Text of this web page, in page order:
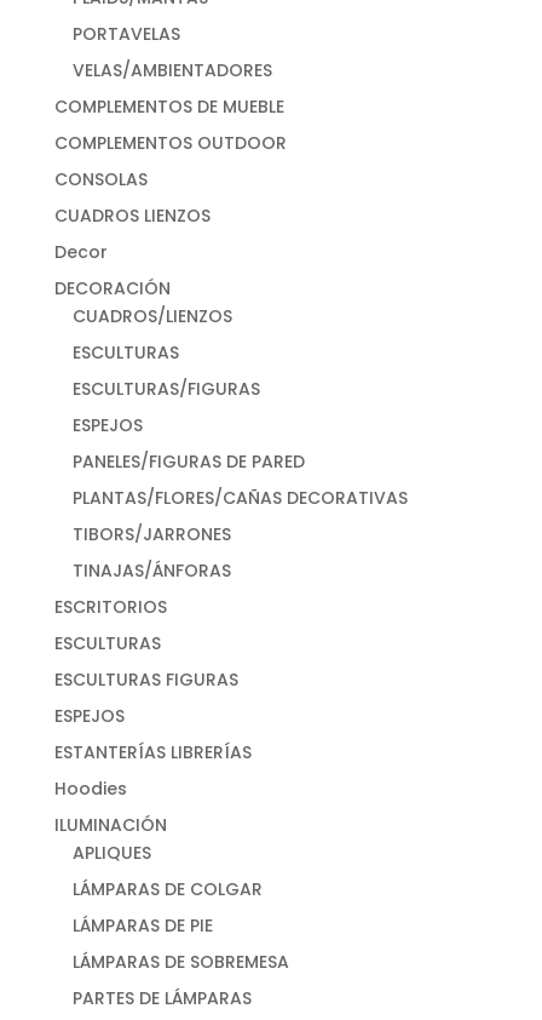
PORTAVELAS
VELAS/AMBIENTADORES
COMPLEMENTOS DE MUEBLE
COMPLEMENTOS OUTDOOR
CONSOLAS
CUADROS LIENZOS
Decor
DECORACIÓN
CUADROS/LIENZOS
ESCULTURAS
ESCULTURAS/FIGURAS
ESPEJOS
PANELES/FIGURAS DE PARED
PLANTAS/FLORES/CAÑAS DECORATIVAS
TIBORS/JARRONES
TINAJAS/ÁNFORAS
ESCRITORIOS
ESCULTURAS
ESCULTURAS FIGURAS
ESPEJOS
ESTANTERÍAS LIBRERÍAS
Hoodies
ILUMINACIÓN
APLIQUES
LÁMPARAS DE COLGAR
LÁMPARAS DE PIE
LÁMPARAS DE SOBREMESA
PARTES DE LÁMPARAS